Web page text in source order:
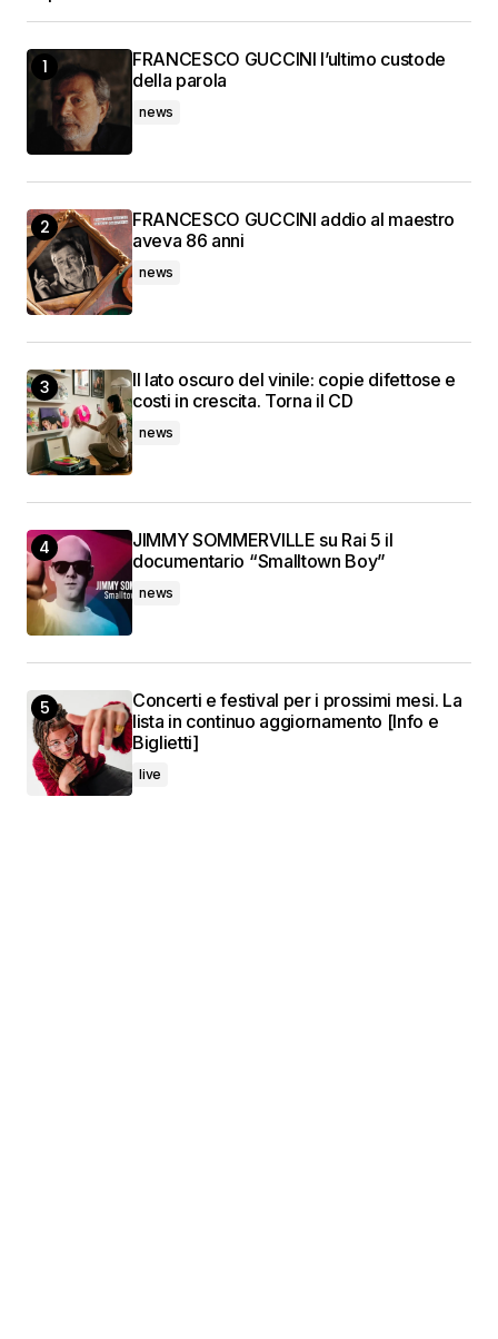
FRANCESCO GUCCINI l’ultimo custode
della parola
news
FRANCESCO GUCCINI addio al maestro
aveva 86 anni
news
Il lato oscuro del vinile: copie difettose e
costi in crescita. Torna il CD
news
JIMMY SOMMERVILLE su Rai 5 il
documentario “Smalltown Boy”
news
Concerti e festival per i prossimi mesi. La
lista in continuo aggiornamento [Info e
Biglietti]
live